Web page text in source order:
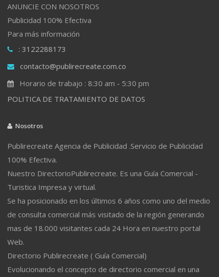
ANUNCIE CON NOSOTROS
Publicidad 100% Efectiva
Para más información
: 3122288173
contacto@publirecreate.com.co
Horario de trabajo : 8:30 am - 5:30 pm
POLITICA DE TRATAMIENTO DE DATOS
Nosotros
Publirecreate Agencia de Publicidad .Servicio de Publicidad
100% Efectiva.
Nuestro DirectorioPublirecreate. Es una Guía Comercial -
Turistica Impresa y virtual.
Se ha posicionado en los últimos 6 años como uno del medio
de consulta comercial más visitado de la región generando
mas de 18.000 visitantes cada 24 Hora en nuestro portal
Web.
Directorio Publirecreate ( Guía Comercial)
Evolucionando el concepto de directorio comercial en una